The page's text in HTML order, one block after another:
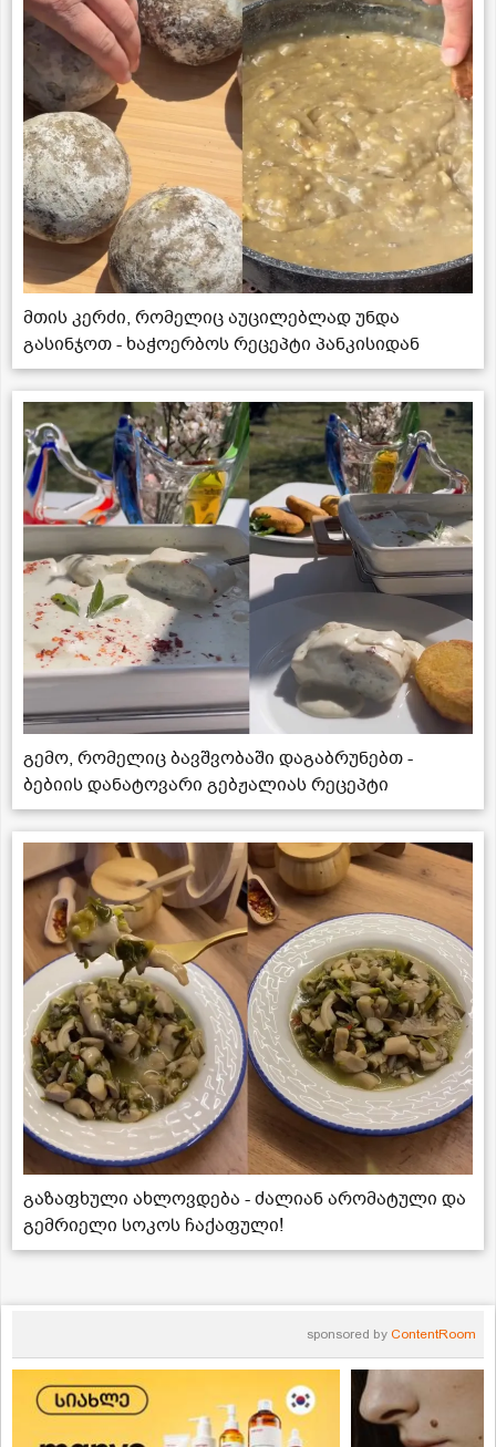
მთის კერძი, რომელიც აუცილებლად უნდა
გასინჯოთ - ხაჭოერბოს რეცეპტი პანკისიდან
გემო, რომელიც ბავშვობაში დაგაბრუნებთ -
ბებიის დანატოვარი გებჟალიას რეცეპტი
გაზაფხული ახლოვდება - ძალიან არომატული და
გემრიელი სოკოს ჩაქაფული!
sponsored by ContentRoom